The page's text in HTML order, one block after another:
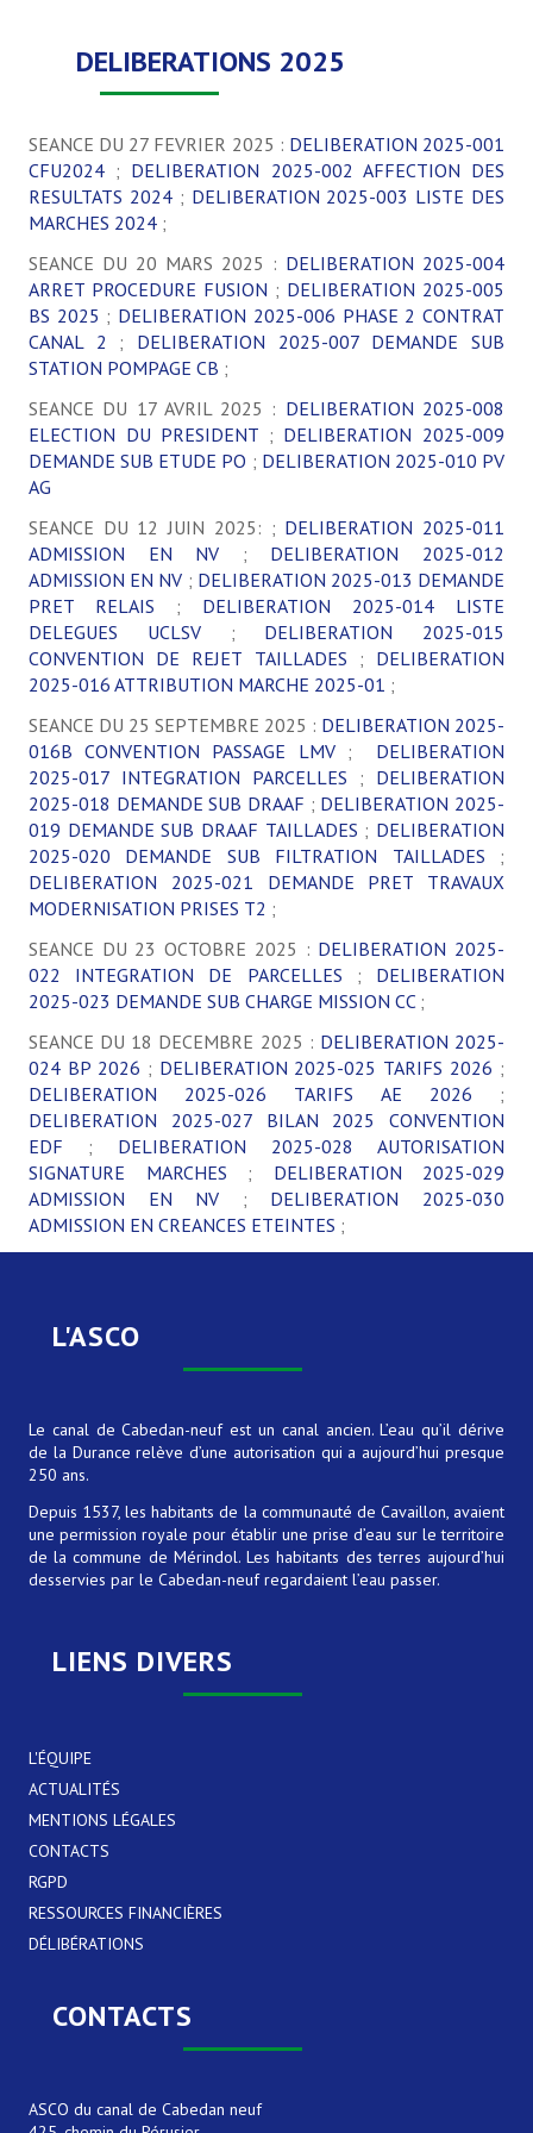
Le canal
L'Asco
Contrat de canal
CONTRAT DE CANAL N° 2
ACTUALITÉS
CONTACT
DELIBERATIONS 2025
SEANCE DU 27 FEVRIER 2025 : DELIBERATION 2025-001
CFU2024 ; DELIBERATION 2025-002 AFFECTION DES
RESULTATS 2024; DELIBERATION 2025-003 LISTE DES
MARCHES 2024 ;
SEANCE DU 20 MARS 2025 : DELIBERATION 2025-004
ARRET PROCEDURE FUSION ; DELIBERATION 2025-005
BS 2025 ; DELIBERATION 2025-006 PHASE 2 CONTRAT
CANAL 2 ; DELIBERATION 2025-007 DEMANDE SUB
STATION POMPAGE CB ;
SEANCE DU 17 AVRIL 2025 : DELIBERATION 2025-008
ELECTION DU PRESIDENT ; DELIBERATION 2025-009
DEMANDE SUB ETUDE PO ; DELIBERATION 2025-010 PV
AG
SEANCE DU 12 JUIN 2025: ; DELIBERATION 2025-011
ADMISSION EN NV ; DELIBERATION 2025-012
ADMISSION EN NV ; DELIBERATION 2025-013 DEMANDE
PRET RELAIS ; DELIBERATION 2025-014 LISTE
DELEGUES UCLSV; DELIBERATION 2025-015
CONVENTION DE REJET TAILLADES ; DELIBERATION
2025-016 ATTRIBUTION MARCHE 2025-01 ;
SEANCE DU 25 SEPTEMBRE 2025 : DELIBERATION 2025-
016B CONVENTION PASSAGE LMV; DELIBERATION
2025-017 INTEGRATION PARCELLES ; DELIBERATION
2025-018 DEMANDE SUB DRAAF ; DELIBERATION 2025-
019 DEMANDE SUB DRAAF TAILLADES ; DELIBERATION
2025-020 DEMANDE SUB FILTRATION TAILLADES ;
DELIBERATION 2025-021 DEMANDE PRET TRAVAUX
MODERNISATION PRISES T2 ;
SEANCE DU 23 OCTOBRE 2025 : DELIBERATION 2025-
022 INTEGRATION DE PARCELLES ; DELIBERATION
2025-023 DEMANDE SUB CHARGE MISSION CC;
SEANCE DU 18 DECEMBRE 2025 : DELIBERATION 2025-
024 BP 2026 ; DELIBERATION 2025-025 TARIFS 2026 ;
DELIBERATION 2025-026 TARIFS AE 2026 ;
DELIBERATION 2025-027 BILAN 2025 CONVENTION
EDF ; DELIBERATION 2025-028 AUTORISATION
SIGNATURE MARCHES ; DELIBERATION 2025-029
ADMISSION EN NV ; DELIBERATION 2025-030
ADMISSION EN CREANCES ETEINTES ;
L'ASCO
Le canal de Cabedan-neuf est un canal ancien. L’eau qu’il dérive
de la Durance relève d’une autorisation qui a aujourd’hui presque
250 ans.
Depuis 1537, les habitants de la communauté de Cavaillon, avaient
une permission royale pour établir une prise d’eau sur le territoire
de la commune de Mérindol. Les habitants des terres aujourd’hui
desservies par le Cabedan-neuf regardaient l’eau passer.
LIENS DIVERS
L'ÉQUIPE
ACTUALITÉS
MENTIONS LÉGALES
CONTACTS
RGPD
RESSOURCES FINANCIÈRES
DÉLIBÉRATIONS
CONTACTS
ASCO du canal de Cabedan neuf